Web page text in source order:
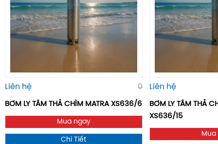
Liên hệ 0
BƠM LY TÂM THẢ CHÌM MATRA XS636/6
Mua ngay
Chi Tiết
Liên hệ
BƠM LY TÂM THẢ
XS636/15